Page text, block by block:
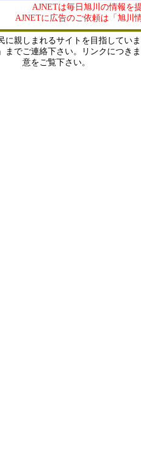
AJNETは毎日旭川の情報を
AJNETに広告のご依頼は「旭川
に親しまれるサイトを目指してい
までご連絡下さい。リンクにつき
意をご覧下さい。